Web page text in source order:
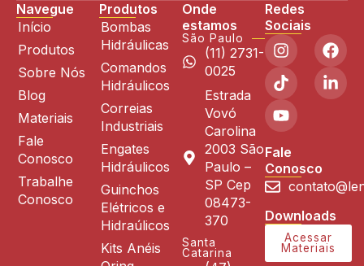
Navegue
Início
Produtos
Sobre Nós
Blog
Materiais
Fale
Conosco
Trabalhe
Conosco
Produtos
Bombas
Hidráulicas
Comandos
Hidráulicos
Correias
Industriais
Engates
Hidráulicos
Guinchos
Elétricos e
Hidraúlicos
Kits Anéis
Onde
estamos
São Paulo
(11) 2731-
0025
Estrada
Vovó
Carolina
2003 São
Paulo –
SP Cep
08473-
370
Santa
Catarina
Redes
Sociais
Fale
Conosco
Downloads
Acessar
Materiais